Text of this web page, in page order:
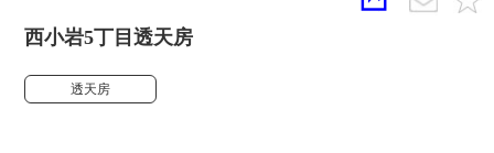
西小岩5丁目透天房
透天房